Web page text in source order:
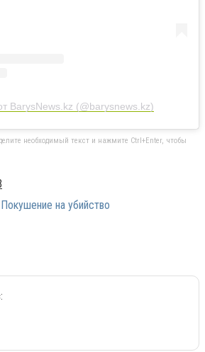
BarysNews.kz (@barysnews.kz)
необходимый текст и нажмите Ctrl+Enter, чтобы
на убийство